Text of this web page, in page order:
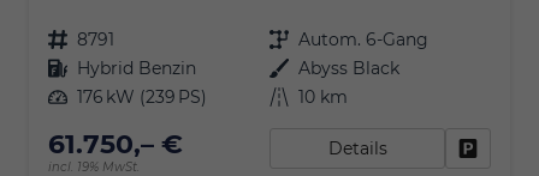
Fahrzeugnr. 8791 Getriebe Autom. 6-Gang
Kraftstoff Hybrid Benzin Außenfarbe Abyss Black
Leistung 176 kW (239 PS) Kilometerstand 10 km
61.750,– €
incl. 19% MwSt.
Details